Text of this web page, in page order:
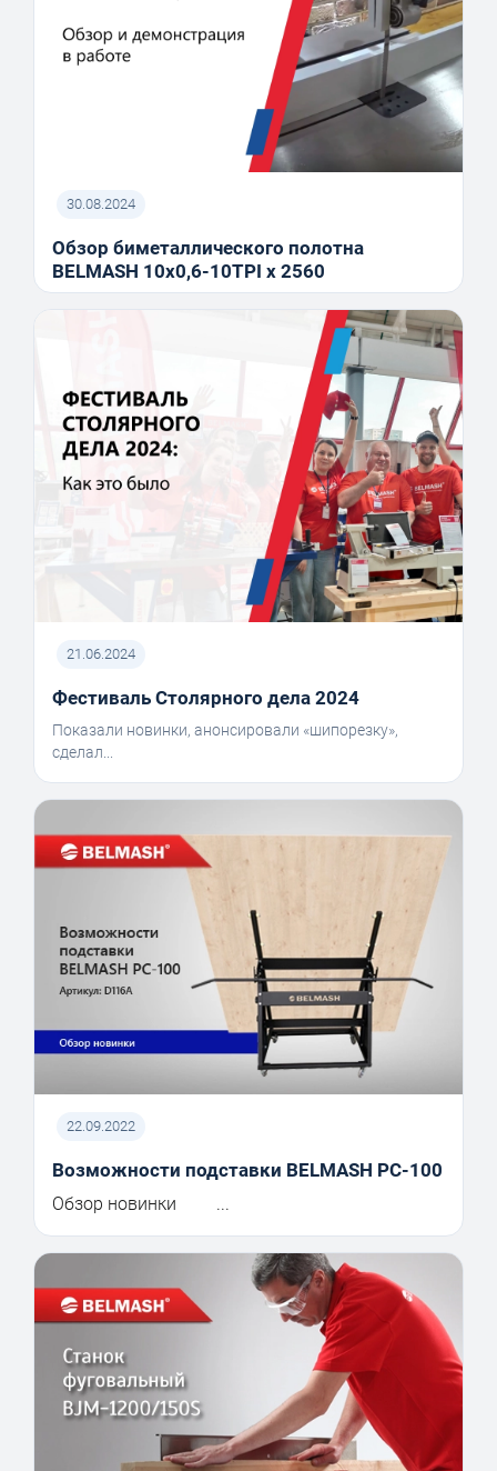
30.08.2024
Обзор биметаллического полотна
BELMASH 10x0,6-10TPI x 2560
21.06.2024
Фестиваль Столярного дела 2024
Показали новинки, анонсировали «шипорезку»,
сделал...
22.09.2022
Возможности подставки BELMASH PC-100
Обзор новинки ...